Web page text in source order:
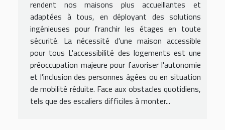
rendent nos maisons plus accueillantes et
adaptées à tous, en déployant des solutions
ingénieuses pour franchir les étages en toute
sécurité. La nécessité d'une maison accessible
pour tous L'accessibilité des logements est une
préoccupation majeure pour favoriser l'autonomie
et l'inclusion des personnes âgées ou en situation
de mobilité réduite. Face aux obstacles quotidiens,
tels que des escaliers difficiles à monter...